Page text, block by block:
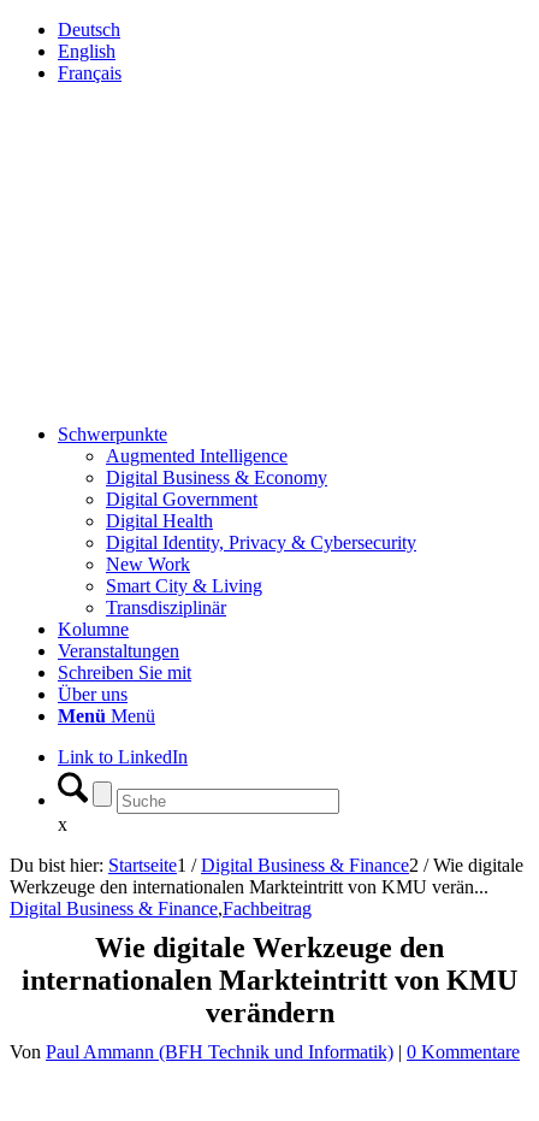
Deutsch
English
Français
Schwerpunkte
Augmented Intelligence
Digital Business & Economy
Digital Government
Digital Health
Digital Identity, Privacy & Cybersecurity
New Work
Smart City & Living
Transdisziplinär
Kolumne
Veranstaltungen
Schreiben Sie mit
Über uns
Menü Menü
Link to LinkedIn
x
Du bist hier: Startseite1 / Digital Business & Finance2 / Wie digitale
Werkzeuge den internationalen Markteintritt von KMU verän...
Digital Business & Finance,Fachbeitrag
Wie digitale Werkzeuge den
internationalen Markteintritt von KMU
verändern
Von Paul Ammann (BFH Technik und Informatik) | 0 Kommentare